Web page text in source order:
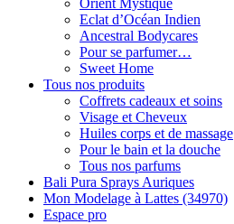
Orient Mystique
Eclat d’Océan Indien
Ancestral Bodycares
Pour se parfumer…
Sweet Home
Tous nos produits
Coffrets cadeaux et soins
Visage et Cheveux
Huiles corps et de massage
Pour le bain et la douche
Tous nos parfums
Bali Pura Sprays Auriques
Mon Modelage à Lattes (34970)
Espace pro